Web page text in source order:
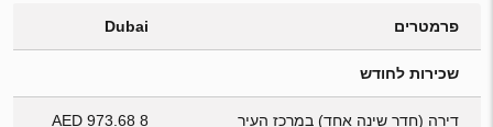
פרמטרים Dubai
שכירות לחודש
דירה (חדר שינה אחד) במרכז העיר 8 973.68 AED